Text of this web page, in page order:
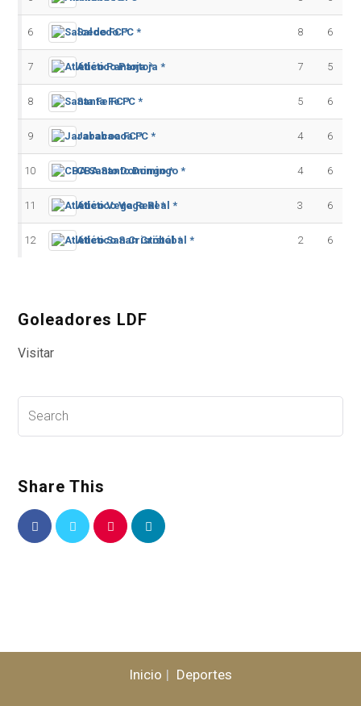
6 Salcedo FC * 8 6
7 Atlético Pantoja * 7 5
8 Santa Fe FC * 5 6
9 Jarabacoa FC * 4 6
10 CBA Santo Domingo * 4 6
11 Atlético Vega Real * 3 6
12 Atlético San Cristóbal * 2 6
Goleadores LDF
Visitar
Share This
Inicio Deportes